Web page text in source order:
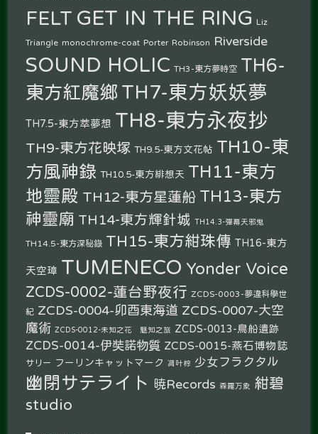
FELT GET IN THE RING Liz
Triangle monochrome-coat Porter Robinson Riverside
SOUND HOLIC TH3-東方夢時空 TH6-
東方紅魔鄉 TH7-東方妖妖夢
TH7.5-東方萃夢想 TH8-東方永夜抄
TH9-東方花映塚 TH9.5-東方文花帖 TH10-東
方風神錄 TH10.5-東方緋想天 TH11-東方
地靈殿 TH12-東方星蓮船 TH13-東方
神靈廟 TH14-東方輝針城 TH14.3-彈幕天邪鬼
TH14.5-東方深秘錄 TH15-東方紺珠傳 TH16-東方
天空璋 TUMENECO Yonder Voice
ZCDS-0002-蓮台野夜行 ZCDS-0003-夢違科學世
紀 ZCDS-0004-卯酉東海道 ZCDS-0007-大空
魔術 ZCDS-0012-未知之花 魅知之旅 ZCDS-0013-鳥船遺跡
ZCDS-0014-伊奘諾物質 ZCDS-0015-燕石博物誌
サリー フーリンキャットマーク 凋叶棕 少女フラクタル
幽閉サテライト 暁Records 森羅万象
紺碧
studio